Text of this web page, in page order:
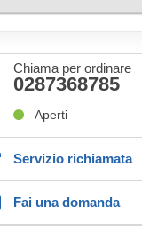
Chiama per ordinare
0287368785
Aperti
Servizio richiamata
Fai una domanda